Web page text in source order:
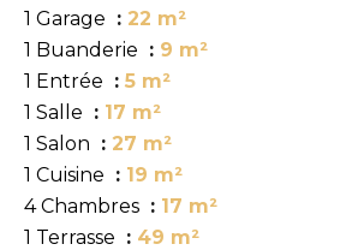
1 Garage
22 m²
1 Buanderie
9 m²
1 Entrée
5 m²
1 Salle
17 m²
1 Salon
27 m²
1 Cuisine
19 m²
4 Chambres
17 m²
1 Terrasse
49 m²